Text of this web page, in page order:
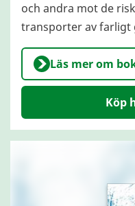
och andra mot de
transporter av farligt
Läs mer om
Köp